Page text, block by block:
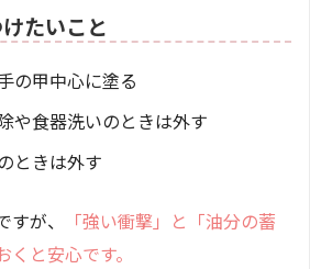
たいこと
の甲中心に塗る
や食器洗いのときは外す
ときは外す
が、
「強い衝撃」と「油分の蓄
と安心です。